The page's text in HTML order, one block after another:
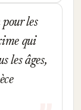
les
qui
les âges,